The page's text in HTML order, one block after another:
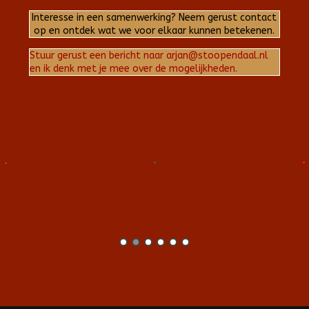
Interesse in een samenwerking? Neem gerust contact
op en ontdek wat we voor elkaar kunnen betekenen.
Stuur gerust een bericht naar arjan@stoopendaal.nl
en ik denk met je mee over de mogelijkheden.